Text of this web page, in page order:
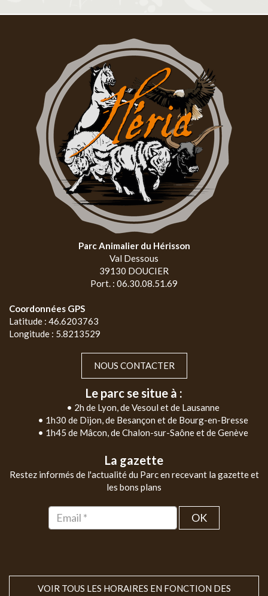
Parc Animalier du Hérisson
Val Dessous
39130 DOUCIER
Port. : 06.30.08.51.69
Coordonnées GPS
Latitude : 46.6203763
Longitude : 5.8213529
NOUS CONTACTER
Le parc se situe à :
• 2h de Lyon, de Vesoul et de Lausanne
• 1h30 de Dijon, de Besançon et de Bourg-en-Bresse
• 1h45 de Mâcon, de Chalon-sur-Saône et de Genève
La gazette
Restez informés de l'actualité du Parc en recevant la gazette et
les bons plans
OK
VOIR TOUS LES HORAIRES EN FONCTION DES